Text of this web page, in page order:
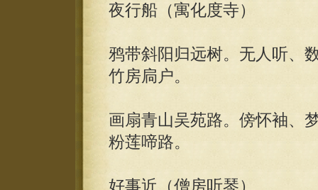
夜行船（寓化度寺）
鸦带斜阳归远树。无人听、
竹房扃户。
画扇青山吴苑路。傍怀袖、
粉莲啼路。
好事近（僧房听琴）